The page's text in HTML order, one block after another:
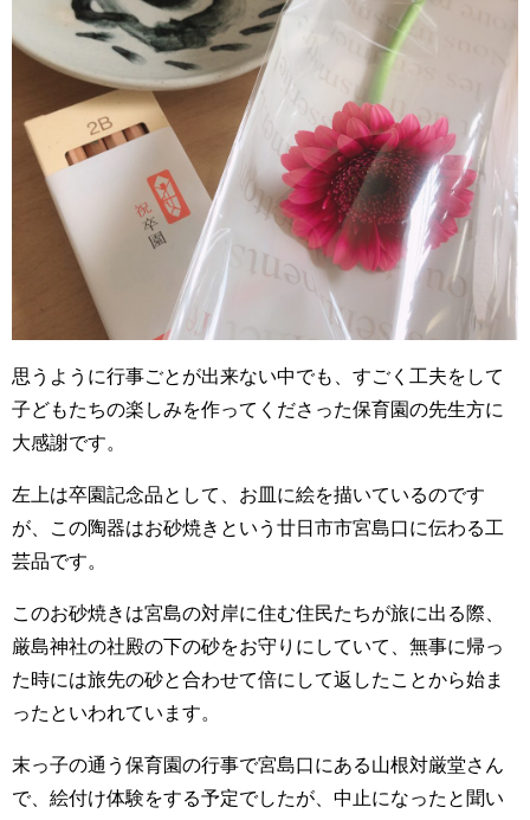
思うように行事ごとが出来ない中でも、すごく工夫をして
子どもたちの楽しみを作ってくださった保育園の先生方に
大感謝です。
左上は卒園記念品として、お皿に絵を描いているのです
が、この陶器はお砂焼きという廿日市市宮島口に伝わる工
芸品です。
このお砂焼きは宮島の対岸に住む住民たちが旅に出る際、
厳島神社の社殿の下の砂をお守りにしていて、無事に帰っ
た時には旅先の砂と合わせて倍にして返したことから始ま
ったといわれています。
末っ子の通う保育園の行事で宮島口にある山根対厳堂さん
で、絵付け体験をする予定でしたが、中止になったと聞い